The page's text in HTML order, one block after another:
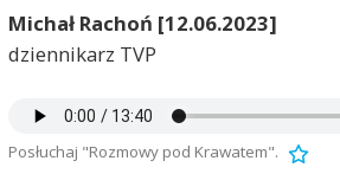
Michał Rachoń [12.06.2023]
dziennikarz TVP
Posłuchaj "Rozmowy pod Krawatem".